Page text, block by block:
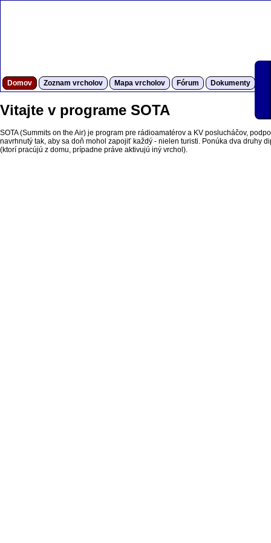
Domov Zoznam vrcholov Mapa vrcholov Fórum Dokumenty
Vitajte v programe SOTA
SOTA (Summits on the Air) je program pre rádioamatérov a KV poslucháčov,
navrhnutý tak, aby sa doň mohol zapojiť každý - nielen turisti. Ponúka dva druhy
(ktorí pracújú z domu, prípadne práve aktivujú iný vrchol).